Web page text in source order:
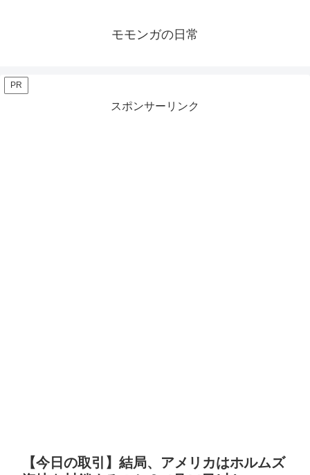
モモンガの日常
PR
スポンサーリンク
【今日の取引】結局、アメリカはホルムズ